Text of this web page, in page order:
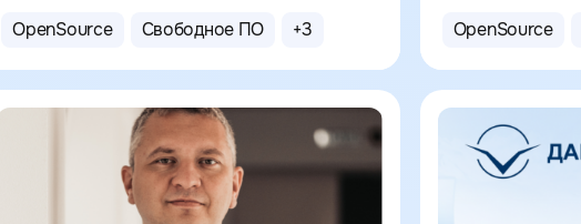
OpenSource Свободное ПО +3 OpenSource